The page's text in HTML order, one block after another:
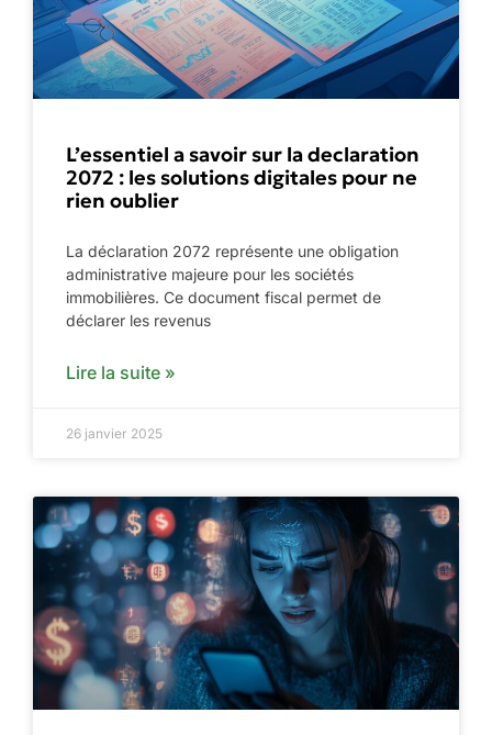
L’essentiel a savoir sur la declaration
2072 : les solutions digitales pour ne
rien oublier
La déclaration 2072 représente une obligation
administrative majeure pour les sociétés
immobilières. Ce document fiscal permet de
déclarer les revenus
Lire la suite »
26 janvier 2025